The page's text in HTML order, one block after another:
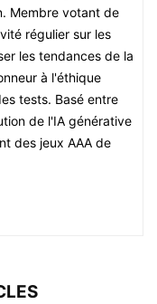
Membre votant de
régulier sur les
les tendances de la
à l'éthique
tests. Basé entre
de l'IA générative
des jeux AAA de